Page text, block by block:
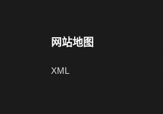
网站地图
XML